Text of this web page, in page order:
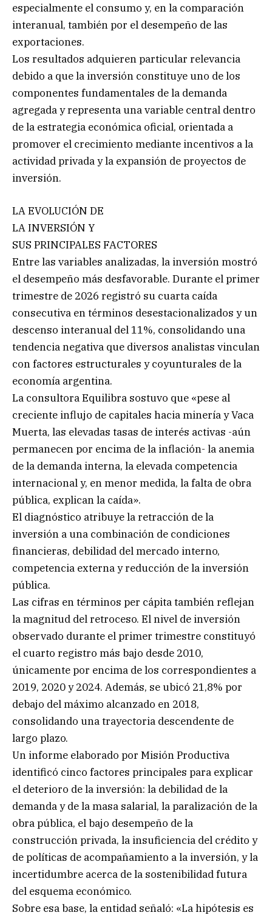
especialmente el consumo y, en la comparación
interanual, también por el desempeño de las
exportaciones.
Los resultados adquieren particular relevancia
debido a que la inversión constituye uno de los
componentes fundamentales de la demanda
agregada y representa una variable central dentro
de la estrategia económica oficial, orientada a
promover el crecimiento mediante incentivos a la
actividad privada y la expansión de proyectos de
inversión.
LA EVOLUCIÓN DE
LA INVERSIÓN Y
SUS PRINCIPALES FACTORES
Entre las variables analizadas, la inversión mostró
el desempeño más desfavorable. Durante el primer
trimestre de 2026 registró su cuarta caída
consecutiva en términos desestacionalizados y un
descenso interanual del 11%, consolidando una
tendencia negativa que diversos analistas vinculan
con factores estructurales y coyunturales de la
economía argentina.
La consultora Equilibra sostuvo que «pese al
creciente influjo de capitales hacia minería y Vaca
Muerta, las elevadas tasas de interés activas -aún
permanecen por encima de la inflación- la anemia
de la demanda interna, la elevada competencia
internacional y, en menor medida, la falta de obra
pública, explican la caída».
El diagnóstico atribuye la retracción de la
inversión a una combinación de condiciones
financieras, debilidad del mercado interno,
competencia externa y reducción de la inversión
pública.
Las cifras en términos per cápita también reflejan
la magnitud del retroceso. El nivel de inversión
observado durante el primer trimestre constituyó
el cuarto registro más bajo desde 2010,
únicamente por encima de los correspondientes a
2019, 2020 y 2024. Además, se ubicó 21,8% por
debajo del máximo alcanzado en 2018,
consolidando una trayectoria descendente de
largo plazo.
Un informe elaborado por Misión Productiva
identificó cinco factores principales para explicar
el deterioro de la inversión: la debilidad de la
demanda y de la masa salarial, la paralización de la
obra pública, el bajo desempeño de la
construcción privada, la insuficiencia del crédito y
de políticas de acompañamiento a la inversión, y la
incertidumbre acerca de la sostenibilidad futura
del esquema económico.
Sobre esa base, la entidad señaló: «La hipótesis es